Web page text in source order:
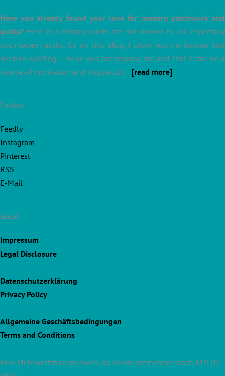
Have you already found your love for modern patchwork and
quilts? Here in Germany quilts are not known to all, especially
not modern quilts. So on this blog, I show you my journey into
modern quilting. I hope you accompany me and that I can be a
source of motivation and inspiration. [read more]
Follow
Feedly
Instagram
Pinterest
RSS
E-Mail
Legal
Impressum
Legal Disclosure
Datenschutzerklärung
Privacy Policy
Allgemeine Geschäftsbedingungen
Terms and Conditions
Kein Mehrwertsteuerausweis, da Kleinunternehmer nach §19 (1)